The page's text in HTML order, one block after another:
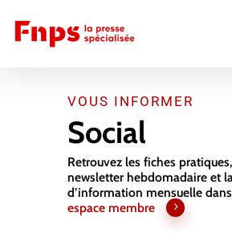
main
VOUS INFORMER
Social
Retrouvez les fiches
newsletter hebdomadaire et
d’information mensuelle
espace membre